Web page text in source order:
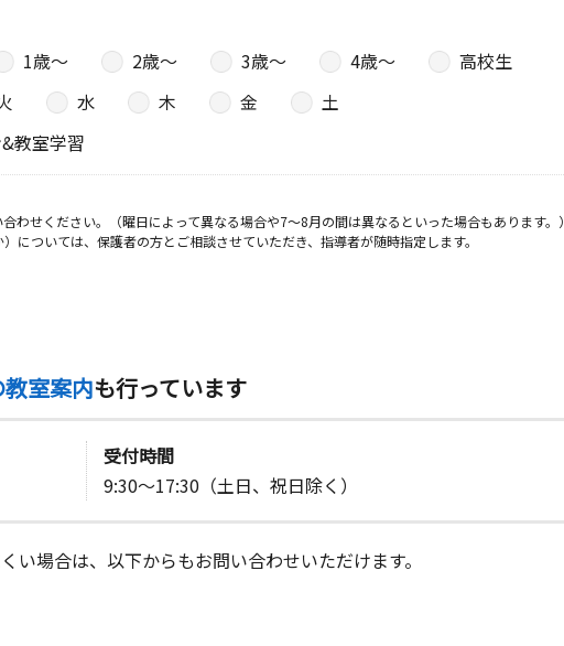
1歳〜 2歳〜 3歳〜 4歳〜
高校生
水 木 金
土
教室学習
せください。（曜日によって異なる場合や7～8月の間は異なるといった場合もあります。）
ついては、保護者の方とご相談させていただき、指導者が随時指定します。
室案内も行っています
受付時間
9:30～17:30（土日、祝日除く）
い場合は、以下からもお問い合わせいただけます。